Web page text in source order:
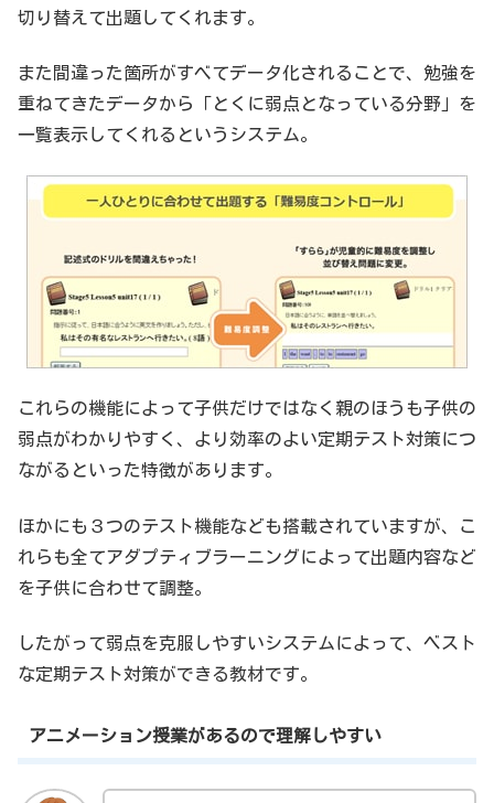
切り替えて出題してくれます。
また間違った箇所がすべてデータ化されることで、勉強を
重ねてきたデータから「とくに弱点となっている分野」を
一覧表示してくれるというシステム。
これらの機能によって子供だけではなく親のほうも子供の
弱点がわかりやすく、より効率のよい定期テスト対策につ
ながるといった特徴があります。
ほかにも３つのテスト機能なども搭載されていますが、こ
れらも全てアダプティブラーニングによって出題内容など
を子供に合わせて調整。
したがって弱点を克服しやすいシステムによって、ベスト
な定期テスト対策ができる教材です。
アニメーション授業があるので理解しやすい